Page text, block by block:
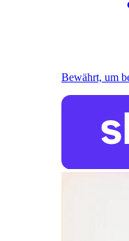
Bewährt, um